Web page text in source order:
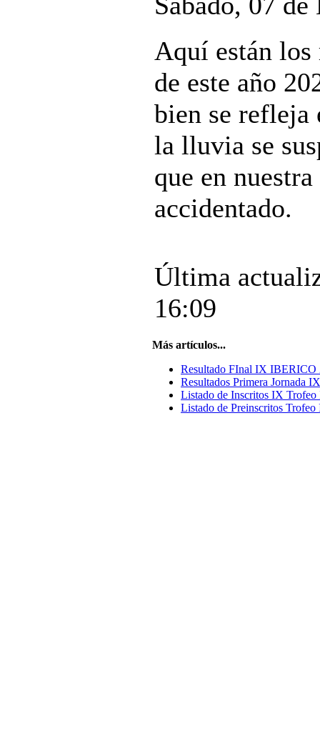
Aquí están
de este año
bien se refleja
la lluvia se
que en
accidentado.
Última
16:09
Más artículos...
Resultado FInal IX IBERICO
Resultados Primera Jornada
Listado de Inscritos IX Trofeo
Listado de Preinscritos Trofeo